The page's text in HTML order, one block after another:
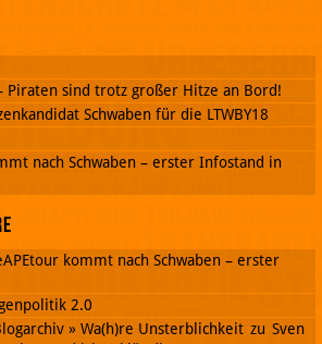
Piraten sind trotz großer Hitze an Bord!
Schwaben für die LTWBY18
nach Schwaben – erster Infostand in
kommt nach Schwaben – erster
2.0
» Wa(h)re Unsterblichkeit zu Sven